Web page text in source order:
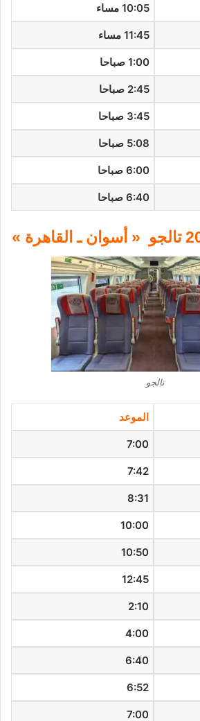
10:05 مساء
11:45 مساء
1:00 صباحا
2:45 صباحا
3:45 صباحا
5:08 صباحا
6:00 صباحا
6:40 صباحا
تالجو
الموعد
7:00
7:42
8:31
10:00
10:50
12:45
2:10
4:00
6:40
6:52
7:00